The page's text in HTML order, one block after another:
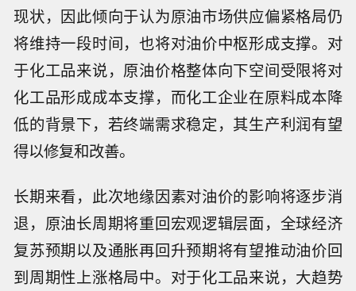
现状，因此倾向于认为原油市场供应偏紧格局仍
将维持一段时间，也将对油价中枢形成支撑。对
于化工品来说，原油价格整体向下空间受限将对
化工品形成成本支撑，而化工企业在原料成本降
低的背景下，若终端需求稳定，其生产利润有望
得以修复和改善。
长期来看，此次地缘因素对油价的影响将逐步消
退，原油长周期将重回宏观逻辑层面，全球经济
复苏预期以及通胀再回升预期将有望推动油价回
到周期性上涨格局中。对于化工品来说，大趋势